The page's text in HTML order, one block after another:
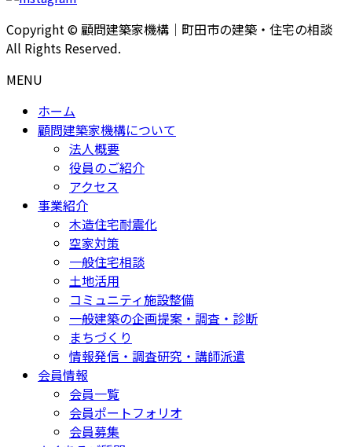
Copyright © 顧問建築家機構｜町田市の建築・住宅の相談
All Rights Reserved.
MENU
ホーム
顧問建築家機構について
法人概要
役員のご紹介
アクセス
事業紹介
木造住宅耐震化
空家対策
一般住宅相談
土地活用
コミュニティ施設整備
一般建築の企画提案・調査・診断
まちづくり
情報発信・調査研究・講師派遣
会員情報
会員一覧
会員ポートフォリオ
会員募集